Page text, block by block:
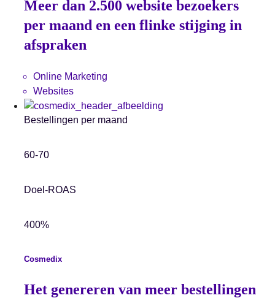
Meer dan 2.500 website bezoekers
per maand en een flinke stijging in
afspraken
Online Marketing
Websites
Bestellingen per maand
60-70
Doel-ROAS
400%
Cosmedix
Het genereren van meer bestellingen